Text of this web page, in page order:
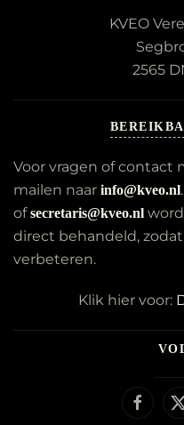
KVEO
2565
Voor vragen of
mailen naar info@kveo.nl
ofsecretaris@kveo.nl
direct behandeld,
verbeteren.
Klik hier voor: